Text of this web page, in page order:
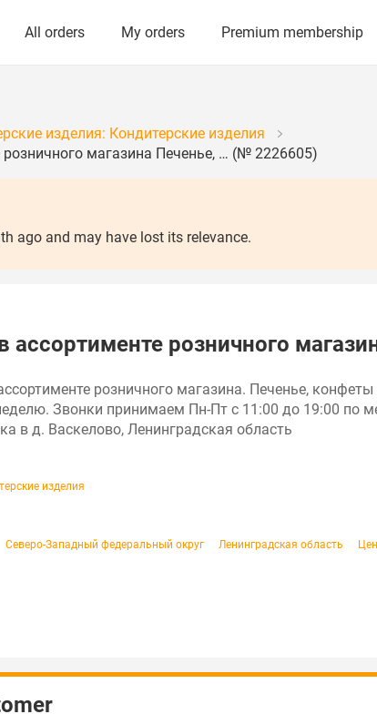
All orders My orders Premium membership
изделия: Кондитерские изделия
розничного магазина Печенье, … (№ 2226605)
ago and may have lost its relevance.
ассортименте розничного
розничного магазина. Печенье,
Звонки принимаем Пн-Пт с 11:00 до 19:00
в д. Васкелово, Ленинградская область
изделия
Северо-Западный федеральный округ Ленинградская область